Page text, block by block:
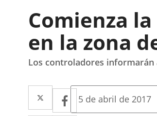
Comienza
en la zona
Los controladores informarán
Twitter
Enlace
a
Facebook
Enlace
Fecha
5 de abril de 2017